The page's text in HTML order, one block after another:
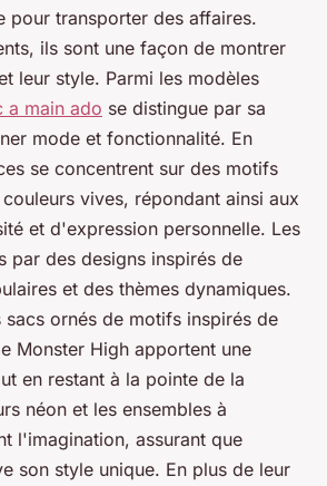
pour transporter des affaires.
ils sont une façon de montrer
leur style. Parmi les modèles
a main ado se distingue par sa
mode et fonctionnalité. En
se concentrent sur des motifs
vives, répondant ainsi aux
et d'expression personnelle. Les
par des designs inspirés de
et des thèmes dynamiques.
sacs ornés de motifs inspirés de
Monster High apportent une
en restant à la pointe de la
néon et les ensembles à
l'imagination, assurant que
son style unique. En plus de leur